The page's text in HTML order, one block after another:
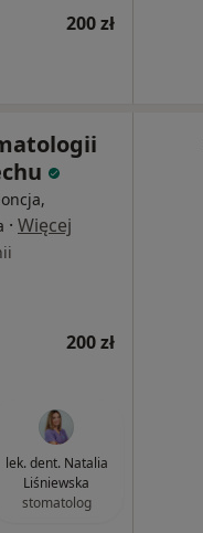
200 zł
· Więcej
200 zł
lek. dent. Natalia
Liśniewska
stomatolog